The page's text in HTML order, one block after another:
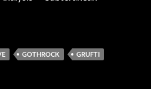
GOTHROCK
GRUFTI